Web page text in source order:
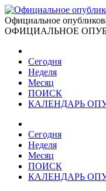
Официальное
ОФИЦИАЛЬНОЕ
Сегодня
Неделя
Месяц
ПОИСК
КАЛЕНДАРЬ
Сегодня
Неделя
Месяц
ПОИСК
КАЛЕНДАРЬ